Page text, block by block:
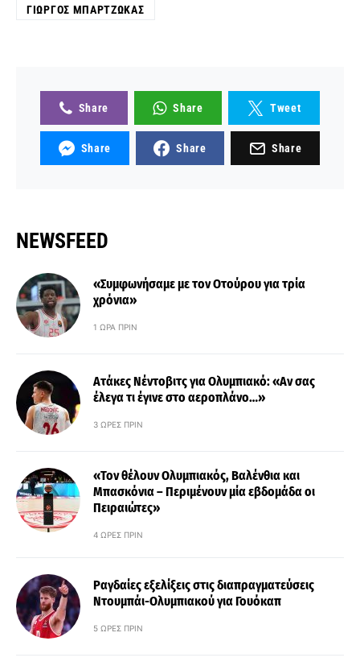
ΓΙΏΡΓΟΣ ΜΠΑΡΤΖΏΚΑΣ
Share Share Tweet
Share Share Share
NEWSFEED
«Συμφωνήσαμε με τον Οτούρου για τρία
χρόνια»
1 ΏΡΑ ΠΡΙΝ
Ατάκες Νέντοβιτς για Ολυμπιακό: «Αν σας
έλεγα τι έγινε στο αεροπλάνο…»
3 ΏΡΕΣ ΠΡΙΝ
«Τον θέλουν Ολυμπιακός, Βαλένθια και
Μπασκόνια – Περιμένουν μία εβδομάδα οι
Πειραιώτες»
4 ΏΡΕΣ ΠΡΙΝ
Ραγδαίες εξελίξεις στις διαπραγματεύσεις
Ντουμπάι-Ολυμπιακού για Γουόκαπ
5 ΏΡΕΣ ΠΡΙΝ